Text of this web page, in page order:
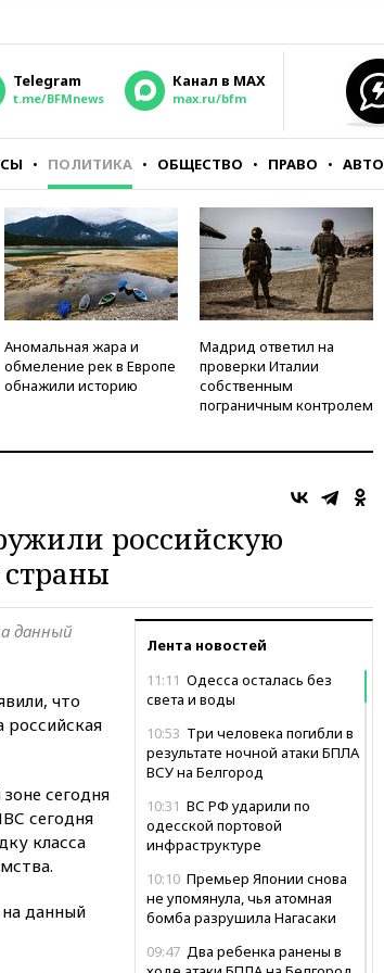
Telegram
t.me/BFMnews
Канал в MAX
max.ru/bfm
ПОЛИТИКА ОБЩЕСТВО ПРАВО АВТО
Аномальная жара и
обмеление рек в Европе
обнажили историю
Мадрид ответил на
проверки Италии
собственным
пограничным контролем
российскую
Лента новостей
11:11 Одесса осталась без
света и воды
10:53 Три человека погибли в
результате ночной атаки БПЛА
ВСУ на Белгород
10:31 ВС РФ ударили по
одесской портовой
инфраструктуре
10:10 Премьер Японии снова
не упомянула, чья атомная
бомба разрушила Нагасаки
09:47 Два ребенка ранены в
данный
что
российская
сегодня
сегодня
класса
данный